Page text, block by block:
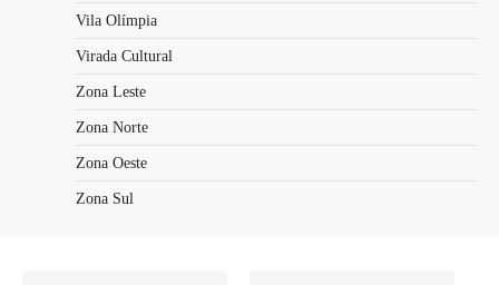
Vila Olímpia
Virada Cultural
Zona Leste
Zona Norte
Zona Oeste
Zona Sul